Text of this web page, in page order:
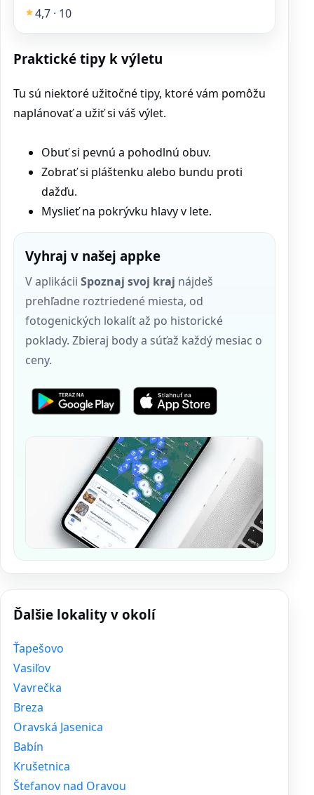
4,7 · 10
Praktické tipy k výletu
Tu sú niektoré užitočné tipy, ktoré vám pomôžu
naplánovať a užiť si váš výlet.
Obuť si pevnú a pohodlnú obuv.
Zobrať si pláštenku alebo bundu proti
dažďu.
Myslieť na pokrývku hlavy v lete.
Vyhraj v našej appke
V aplikácii Spoznaj svoj kraj nájdeš
prehľadne roztriedené miesta, od
fotogenických lokalít až po historické
poklady. Zbieraj body a súťaž každý mesiac o
ceny.
Ďalšie lokality v okolí
Ťapešovo
Vasiľov
Vavrečka
Breza
Oravská Jasenica
Babín
Krušetnica
Štefanov nad Oravou